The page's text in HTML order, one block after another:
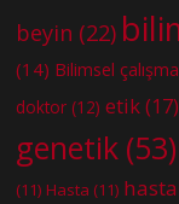
beyin (22)
(14) Bilimsel çalışma
doktor (12) etik(17)
genetik (53)
(11) Hasta (11)